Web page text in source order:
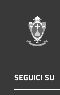
SEGUICI SU